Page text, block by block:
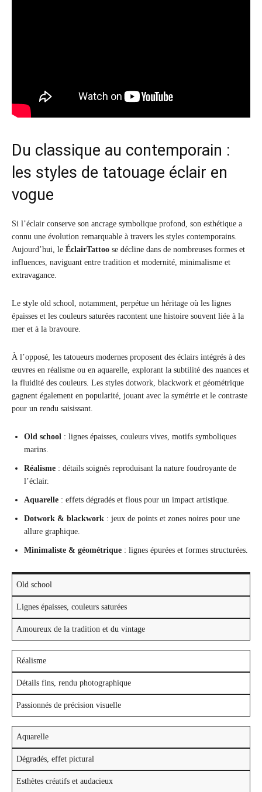
Du classique au contemporain :
les styles de tatouage éclair en
vogue
Si l’éclair conserve son ancrage symbolique profond, son esthétique a
connu une évolution remarquable à travers les styles contemporains.
Aujourd’hui, le ÉclairTattoo se décline dans de nombreuses formes et
influences, naviguant entre tradition et modernité, minimalisme et
extravagance.
Le style old school, notamment, perpétue un héritage où les lignes
épaisses et les couleurs saturées racontent une histoire souvent liée à la
mer et à la bravoure.
À l’opposé, les tatoueurs modernes proposent des éclairs intégrés à des
œuvres en réalisme ou en aquarelle, explorant la subtilité des nuances et
la fluidité des couleurs. Les styles dotwork, blackwork et géométrique
gagnent également en popularité, jouant avec la symétrie et le contraste
pour un rendu saisissant.
Old school : lignes épaisses, couleurs vives, motifs symboliques
marins.
Réalisme : détails soignés reproduisant la nature foudroyante de
l’éclair.
Aquarelle : effets dégradés et flous pour un impact artistique.
Dotwork & blackwork : jeux de points et zones noires pour une
allure graphique.
Minimaliste & géométrique : lignes épurées et formes structurées.
Old school
Lignes épaisses, couleurs saturées
Amoureux de la tradition et du vintage
Réalisme
Détails fins, rendu photographique
Passionnés de précision visuelle
Aquarelle
Dégradés, effet pictural
Esthètes créatifs et audacieux